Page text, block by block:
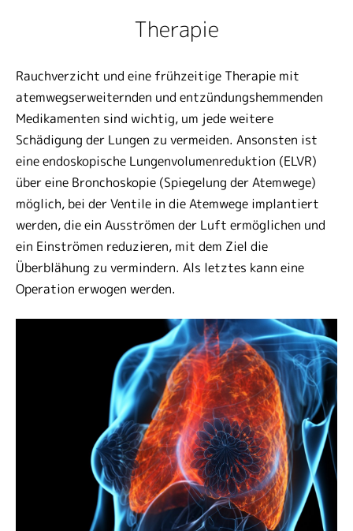
Therapie
Rauchverzicht und eine frühzeitige Therapie mit
atemwegserweiternden und entzündungshemmenden
Medikamenten sind wichtig, um jede weitere
Schädigung der Lungen zu vermeiden. Ansonsten ist
eine endoskopische Lungenvolumenreduktion (ELVR)
über eine Bronchoskopie (Spiegelung der Atemwege)
möglich, bei der Ventile in die Atemwege implantiert
werden, die ein Ausströmen der Luft ermöglichen und
ein Einströmen reduzieren, mit dem Ziel die
Überblähung zu vermindern. Als letztes kann eine
Operation erwogen werden.